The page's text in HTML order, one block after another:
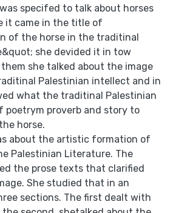
specifed to talk about horses
it came in the title of
of the horse in the traditinal
she devided it in tow
she talked about the image
Palestinian intellect and in
what the traditinal Palestinian
poetrym proverb and story to
horse.
about the artistic formation of
Palestinian Literature. The
the prose texts that clarified
She studied that in an
sections. The first dealt with